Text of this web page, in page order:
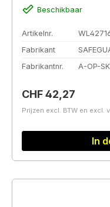
Beschikbaar
Artikelnr.
Fabrikant
Fabrikantnr.
A-OP-
Normale prijs:
CHF 42,27
Prijzen excl. BTW en excl.
In